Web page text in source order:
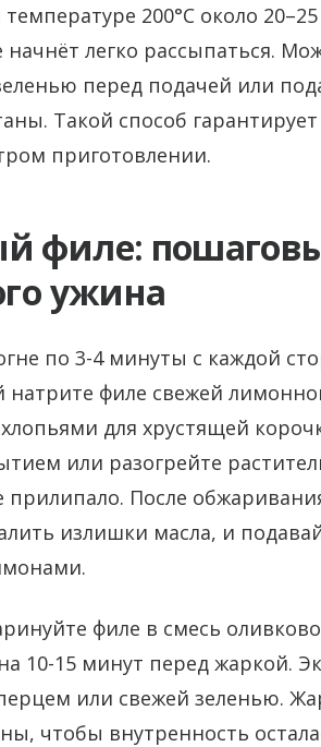
200°C около
легко рассыпаться.
перед подачей или
Такой способ
приготовлении.
филе:
ужина
по 3-4 минуты с каждой
натрите филе свежей
для хрустящей
или разогрейте
прилипало. После
излишки масла, и
филе в смесь
10-15 минут перед жаркой.
или свежей зеленью.
чтобы внутренность